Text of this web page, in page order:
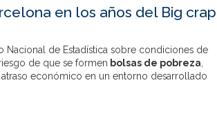
en los años del Big crap
Nacional de Estadística sobre condiciones de
de que se formen bolsas de pobreza,
económico en un entorno desarrollado